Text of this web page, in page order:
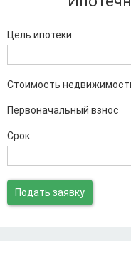
Цель ипотеки
Стоимость
Первоначальный взнос
Срок
Подать заявку